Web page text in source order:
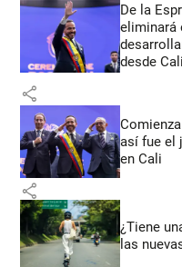
De la
eliminará
desde Cali
share
así fue el
en Cali
share
¿Tiene
las